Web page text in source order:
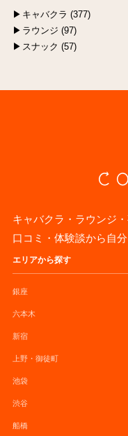
キャバクラ (377)
ラウンジ (97)
スナック (57)
キャバクラ・ラウンジ
口コミ・体験談から自
エリアから探す
銀座
六本木
新宿
上野・御徒町
池袋
渋谷
船橋